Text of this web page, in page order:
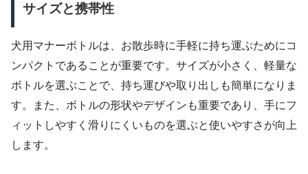
サイズと携帯性
犬用マナーボトルは、お散歩時に手軽に持ち運ぶためにコ
ンパクトであることが重要です。サイズが小さく、軽量な
ボトルを選ぶことで、持ち運びや取り出しも簡単になりま
す。また、ボトルの形状やデザインも重要であり、手にフ
ィットしやすく滑りにくいものを選ぶと使いやすさが向上
します。